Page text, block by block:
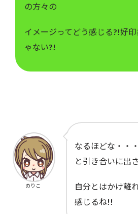
の方々の
イメージってどう感じる?!好印
ゃない?!
なるほどな・・
と引き合いに出
自分とはかけ離
感じるね!!
のりこ